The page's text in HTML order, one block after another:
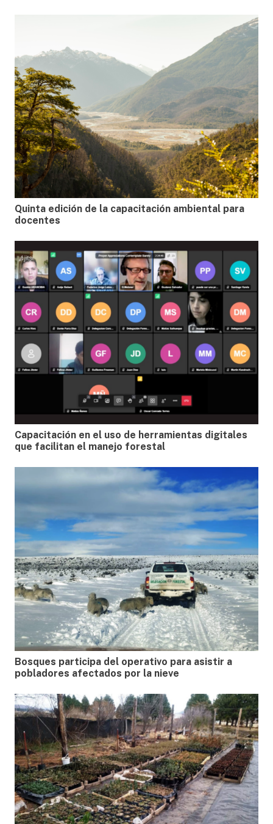
Quinta edición de la capacitación ambiental para
docentes
Capacitación en el uso de herramientas digitales
que facilitan el manejo forestal
Bosques participa del operativo para asistir a
pobladores afectados por la nieve